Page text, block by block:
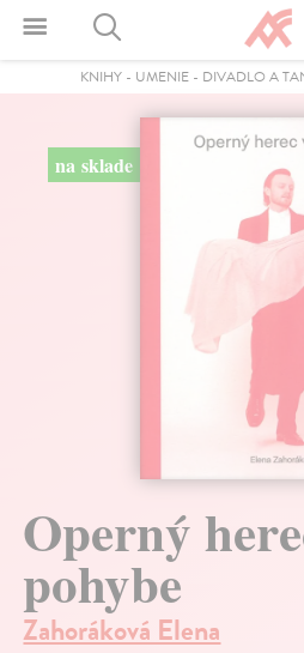
KNIHY- UMENIE- DIVADLO A
na sklade
Operný
pohybe
Zahoráková Elena